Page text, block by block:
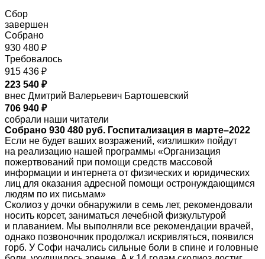
Сбор
завершен
Собрано
930 480 ₽
Требовалось
915 436 ₽
223 540 ₽
внес Дмитрий Валерьевич Бартошевский
706 940 ₽
собрали наши читатели
Собрано 930 480 руб. Госпитализация в марте–2022
Если не будет ваших возражений, «излишки» пойдут
на реализацию нашей программы «Организация
пожертвований при помощи средств массовой
информации и интернета от физических и юридических
лиц для оказания адресной помощи остронуждающимся
людям по их письмам»
Сколиоз у дочки обнаружили в семь лет, рекомендовали
носить корсет, заниматься лечебной физкультурой
и плаванием. Мы выполняли все рекомендации врачей,
однако позвоночник продолжал искривляться, появился
горб. У Софи начались сильные боли в спине и головные